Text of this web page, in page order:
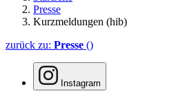
Presse
Kurzmeldungen (hib)
zurück zu: Presse ()
Instagram